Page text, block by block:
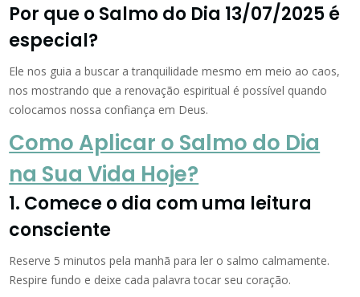
Por que o Salmo do Dia 13/07/2025 é
especial?
Ele nos guia a buscar a tranquilidade mesmo em meio ao caos,
nos mostrando que a renovação espiritual é possível quando
colocamos nossa confiança em Deus.
Como Aplicar o Salmo do Dia
na Sua Vida Hoje?
1. Comece o dia com uma leitura
consciente
Reserve 5 minutos pela manhã para ler o salmo calmamente.
Respire fundo e deixe cada palavra tocar seu coração.